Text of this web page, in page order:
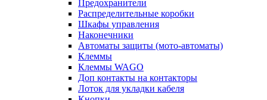
Предохранители
Распределительные коробки
Шкафы управления
Наконечники
Автоматы защиты (мото-автоматы)
Клеммы
Клеммы WAGO
Доп контакты на контакторы
Лоток для укладки кабеля